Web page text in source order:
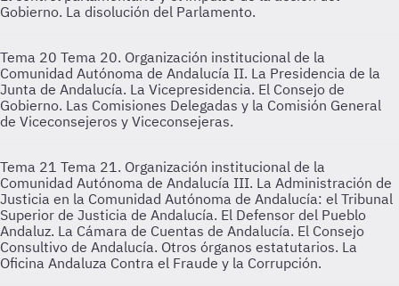
Gobierno. La disolución del Parlamento.
Tema 20 Tema 20. Organización institucional de la
Comunidad Autónoma de Andalucía II. La Presidencia de la
Junta de Andalucía. La Vicepresidencia. El Consejo de
Gobierno. Las Comisiones Delegadas y la Comisión General
de Viceconsejeros y Viceconsejeras.
Tema 21 Tema 21. Organización institucional de la
Comunidad Autónoma de Andalucía III. La Administración de
Justicia en la Comunidad Autónoma de Andalucía: el Tribunal
Superior de Justicia de Andalucía. El Defensor del Pueblo
Andaluz. La Cámara de Cuentas de Andalucía. El Consejo
Consultivo de Andalucía. Otros órganos estatutarios. La
Oficina Andaluza Contra el Fraude y la Corrupción.